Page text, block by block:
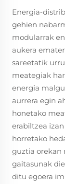
Energia-
gehien
modularrak
aukera
sareetatik
meategiak
energia
aurrera egin
honetako
erabiltzea
horretako
guztia orekan
gaitasunak
ditu egoera